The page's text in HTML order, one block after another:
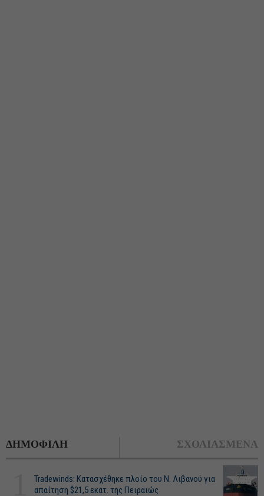
ΔΗΜΟΦΙΛΗ ΣΧΟΛΙΑΣΜΕΝΑ
Tradewinds: Κατασχέθηκε πλοίο του Ν. Λιβανού για
απαίτηση $21,5 εκατ. της Πειραιώς